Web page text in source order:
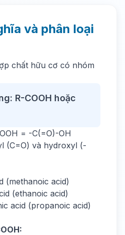
và phân loại
chất hữu cơ có nhóm
R-COOH hoặc
= -C(=O)-OH
(C=O) và hydroxyl (-
(methanoic acid)
(ethanoic acid)
acid (propanoic acid)